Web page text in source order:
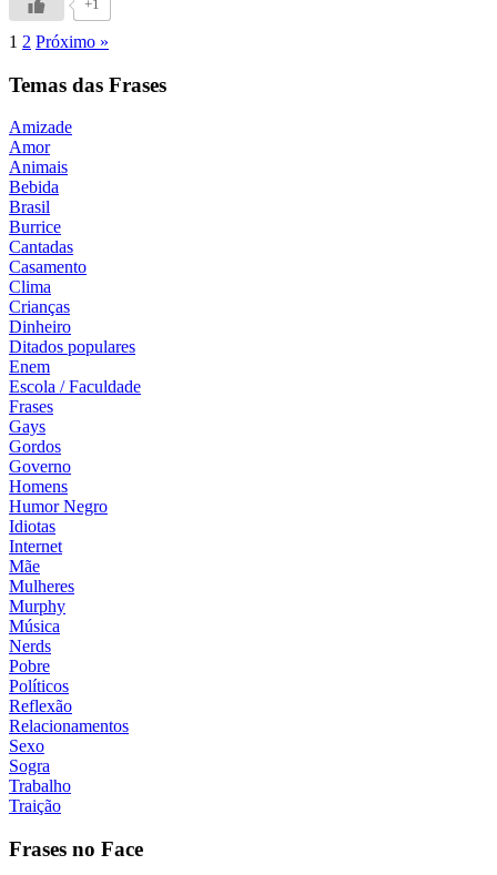
+1
1 2 Próximo »
Temas das Frases
Amizade
Amor
Animais
Bebida
Brasil
Burrice
Cantadas
Casamento
Clima
Crianças
Dinheiro
Ditados populares
Enem
Escola / Faculdade
Frases
Gays
Gordos
Governo
Homens
Humor Negro
Idiotas
Internet
Mãe
Mulheres
Murphy
Música
Nerds
Pobre
Políticos
Reflexão
Relacionamentos
Sexo
Sogra
Trabalho
Traição
Frases no Face